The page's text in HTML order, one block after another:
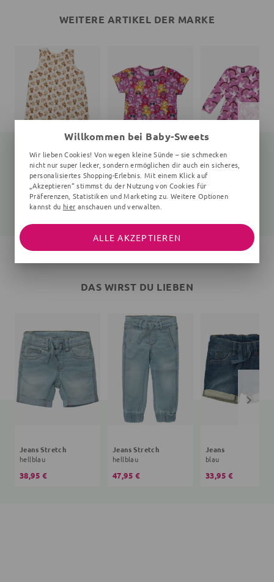
WEITERE ARTIKEL DER MARKE
Schlafsack Bär Teddy
creme
33,95 €
T-Shirt
Affen
26,95 €
Vögel, rosa
DAS WIRST DU LIEBEN
Jeans Stretch
hellblau
38,95 €
Jeans Stretch
hellblau
47,95 €
Jeans
blau
33,95 €
Willkommen bei Baby-Sweets
Wir lieben Cookies! Von wegen kleine Sünde – sie schmecken
nicht nur super lecker, sondern ermöglichen dir auch ein sicheres,
personalisiertes Shopping-Erlebnis. Mit einem Klick auf
„Akzeptieren“ stimmst du der Nutzung von Cookies für
Präferenzen, Statistiken und Marketing zu. Weitere Optionen
kannst du hier anschauen und verwalten.
ALLE AKZEPTIEREN